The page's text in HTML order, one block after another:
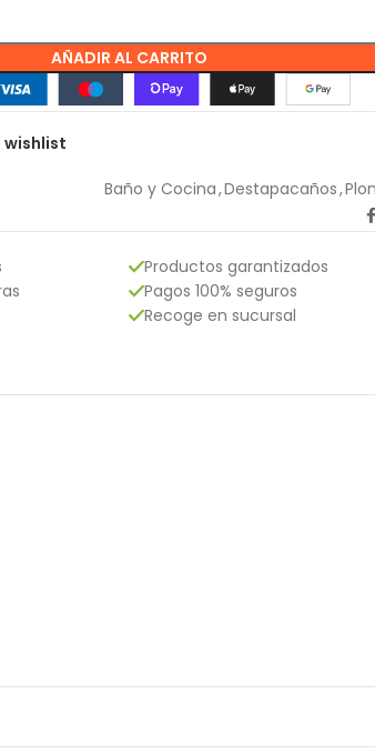
AÑADIR AL CARRITO
wishlist
Baño y Cocina,Destapacaños,
Productos garantizados
Pagos 100% seguros
Recoge en sucursal